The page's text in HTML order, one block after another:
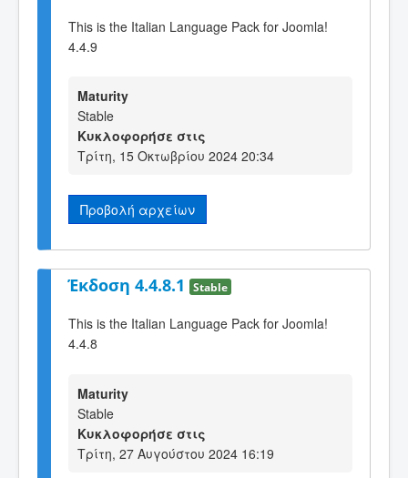
This is the Italian Language Pack for Joomla!
4.4.9
Maturity
Stable
Κυκλοφορήσε στις
Τρίτη, 15 Οκτωβρίου 2024 20:34
Προβολή αρχείων
Έκδοση 4.4.8.1 Stable
This is the Italian Language Pack for Joomla!
4.4.8
Maturity
Stable
Κυκλοφορήσε στις
Τρίτη, 27 Αυγούστου 2024 16:19